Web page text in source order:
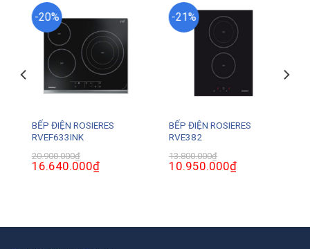
-20%
BẾP ĐIỆN ROSIERES
RVEF633INK
20.900.000₫
Giá
gốc
16.640.000₫Giá
hiện
-21%
BẾP ĐIỆN ROSIERES
RVE382
13.800.000₫
Giá
gốc
10.950.000₫Giá
hiện